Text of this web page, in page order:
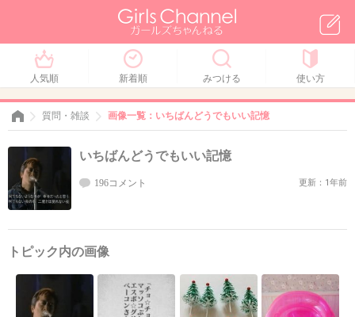
人気順 新着順 みつける 使い方
質問・雑談 画像一覧：いちばんどうでもいい記憶
いちばんどうでもいい記憶
196コメント 更新：1年前
トピック内の画像